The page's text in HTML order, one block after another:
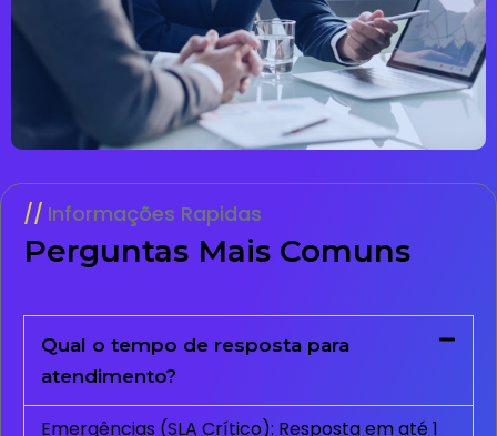
Informações Rapidas
Perguntas Mais Comuns
Qual o tempo de resposta para
atendimento?
Emergências (SLA Crítico): Resposta em até 1